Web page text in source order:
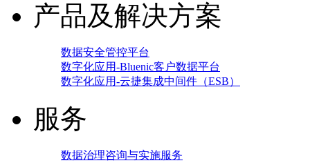
产品及解决方案
数据安全管控平台
数字化应用-Bluenic客户数据平台
数字化应用-云捷集成中间件（ESB）
服务
数据治理咨询与实施服务